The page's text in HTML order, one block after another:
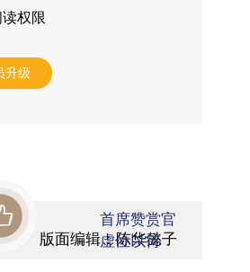
权限
升级
版面编辑：陈华懿子
首席赞赏官
虚位以待